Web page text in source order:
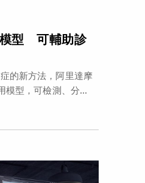
模型 可輔助診
的新方法，阿里達摩
模型，可檢測、分...